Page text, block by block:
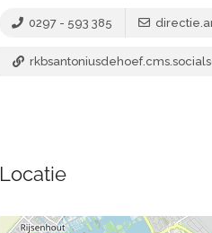
0297 - 593 385
Locatie